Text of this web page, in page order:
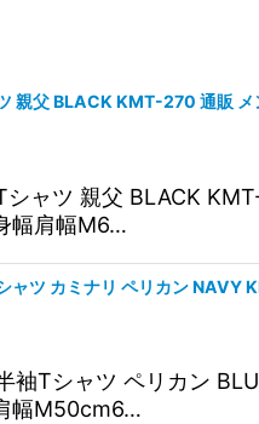
親父 BLACK KMT-270 通販 メ
シャツ 親父 BLACK
幅肩幅M6…
ャツ カミナリ ペリカン NAVY
袖Tシャツ ペリカン
幅M50cm6…